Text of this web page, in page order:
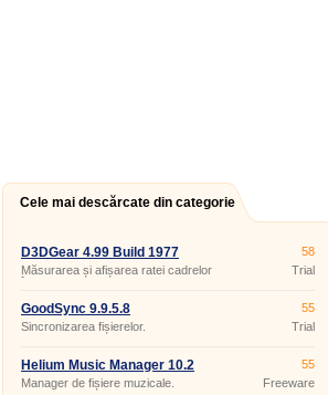
Cele mai descărcate din categorie
D3DGear 4.99 Build 1977
Măsurarea și afișarea ratei cadrelor
în aplicațiile DirectX și OpenGL.
58
Trial
GoodSync 9.9.5.8
Sincronizarea fișierelor.
55
Trial
Helium Music Manager 10.2
Manager de fișiere muzicale.
55
Freeware